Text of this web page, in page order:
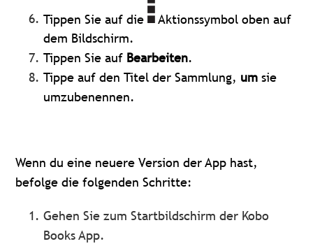
Tippen Sie auf die
Aktionssymbol oben auf
dem Bildschirm.
Tippen Sie auf Bearbeiten.
Tippe auf den Titel der Sammlung, um sie
umzubenennen.
Wenn du eine neuere Version der App hast,
befolge die folgenden Schritte:
Gehen Sie zum Startbildschirm der Kobo
Books App.